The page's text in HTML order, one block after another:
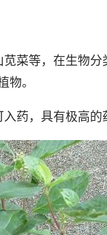
菜等，在生物
物。
药，具有极高的